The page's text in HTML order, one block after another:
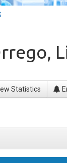
Statistics